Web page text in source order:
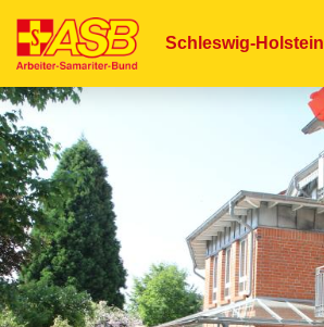
zum
Schleswig-Holstein